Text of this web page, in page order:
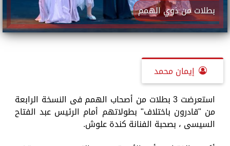
بطلات من ذوي الهمم
إيمان محمد
استعرضت 3 بطلات من أصحاب الهمم فى النسخة الرابعة
من "قادرون باختلاف" بطولاتهم أمام الرئيس عبد الفتاح
السيسى ، بصحبة الفنانة كندة علوش.